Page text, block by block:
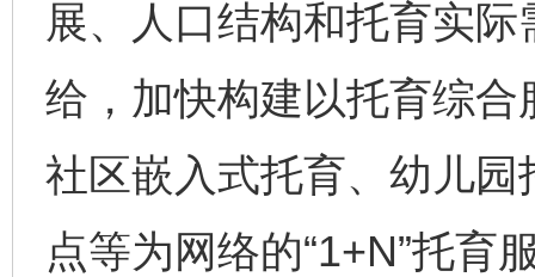
展、人口结构和托育实
给，加快构建以托育综
社区嵌入式托育、幼儿
点等为网络的“1+N”托育